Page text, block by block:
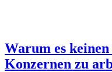
Warum es
Konzernen zu